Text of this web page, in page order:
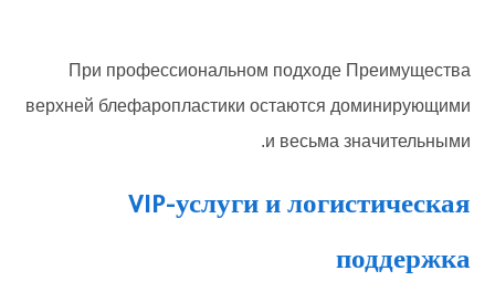
При профессиональном подходе Преимущества
верхней блефаропластики остаются доминирующими
и весьма значительными.
VIP-услуги и логистическая
поддержка